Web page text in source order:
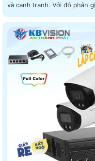
và cạnh tranh. Với độ